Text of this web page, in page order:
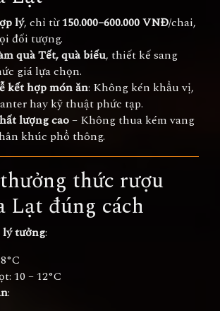
lý, chỉ từ150.000–600.000 VNĐ/chai,
đối tượng.
quà Tết, quà biếu, thiết kế sang
giá lựa chọn.
kết hợp món ăn: Không kén khẩu vị,
hay kỹ thuật phức tạp.
lượng cao– Không thua kém vang
khúc phổ thông.
thức rượu
Lạt đúng cách
tưởng:
10 – 12°C
: